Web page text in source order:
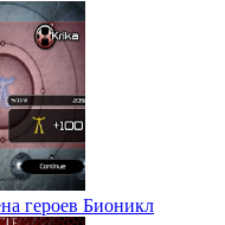
героев Бионикл